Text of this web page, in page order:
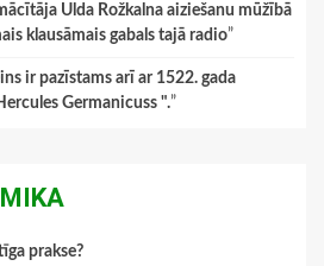
Ulda Rožkalna aiziešanu mūžībā
klausāmais gabals tajā radio”
ir pazīstams arī ar 1522. gada
Germanicuss ".”
prakse?